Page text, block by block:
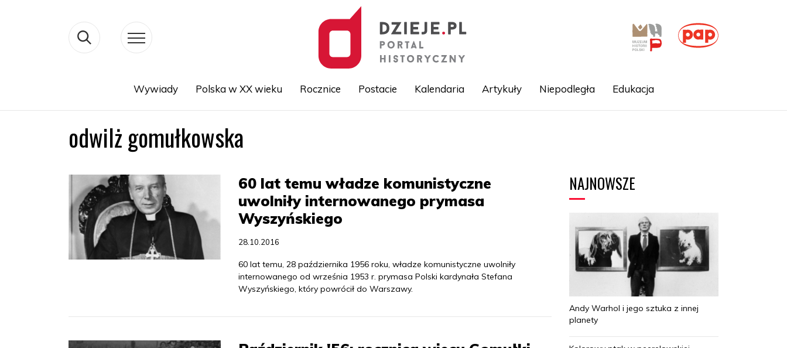
Wywiady Polska w XX wieku Rocznice Postacie Kalendaria Artykuły Niepodległa Edukacja
odwilż gomułkowska
60 lat temu władze komunistyczne
uwolniły internowanego prymasa
Wyszyńskiego
28.10.2016
60 lat temu, 28 października 1956 roku, władze komunistyczne uwolniły
internowanego od września 1953 r. prymasa Polski kardynała Stefana
Wyszyńskiego, który powrócił do Warszawy.
NAJNOWSZE
Andy Warhol i jego sztuka z innej
planety